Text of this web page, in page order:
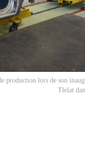
production lors de son
Tlelat